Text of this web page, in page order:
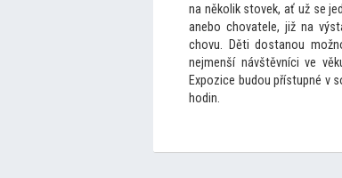
na několik stovek, ať už se
anebo chovatele, již na
chovu. Děti dostanou
nejmenší návštěvníci ve
Expozice budou přístupné v
hodin.